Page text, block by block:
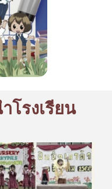
โรงเรียน